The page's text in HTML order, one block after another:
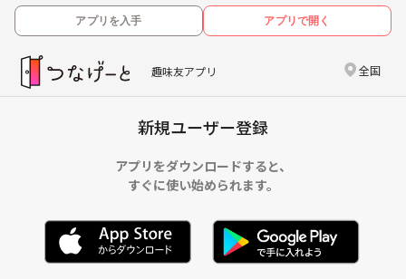
アプリを入手 アプリで開く
趣味友アプリ 全国
新規ユーザー登録
アプリをダウンロードすると、
すぐに使い始められます。